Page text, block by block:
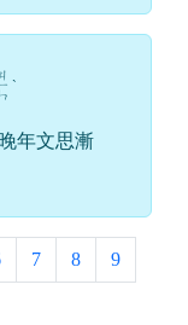
ㄐ
ˋ
年文思漸
7 8 9